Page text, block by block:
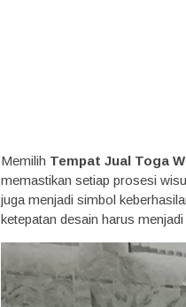
Memilih Tempat Jual Toga
memastikan setiap prosesi
juga menjadi simbol
ketepatan desain harus